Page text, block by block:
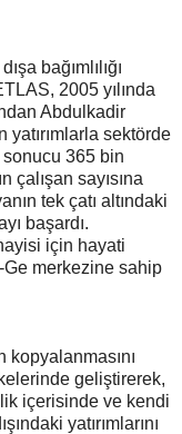
bağımlılığı
2005 yılında
Abdulkadir
yatırımlarla sektörde
sonucu 365 bin
çalışan sayısına
tek çatı altındaki
başardı.
için hayati
Ge merkezine sahip
geliştirerek,
içerisinde ve kendi
yatırımlarını